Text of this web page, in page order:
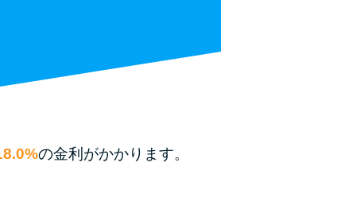
の金利がかかります。